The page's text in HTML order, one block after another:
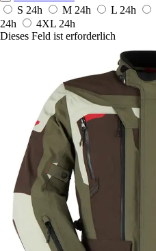
S 24h M 24h L 24h
24h
4XL 24h
Dieses Feld ist erforderlich